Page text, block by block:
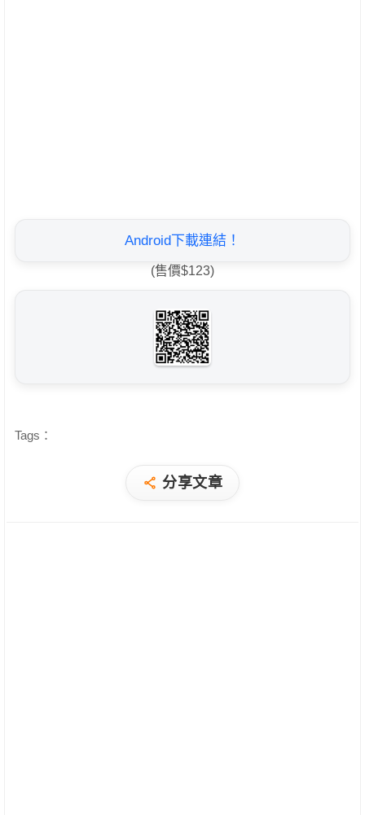
Android下載連結！
(售價$123)
Tags：
分享文章